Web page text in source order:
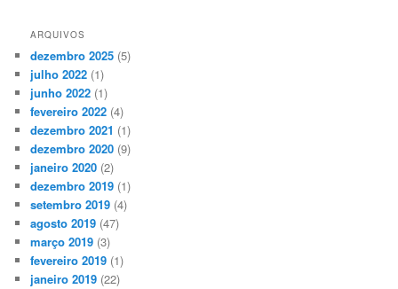
ARQUIVOS
dezembro 2025 (5)
julho 2022 (1)
junho 2022 (1)
fevereiro 2022 (4)
dezembro 2021 (1)
dezembro 2020 (9)
janeiro 2020 (2)
dezembro 2019 (1)
setembro 2019 (4)
agosto 2019 (47)
março 2019 (3)
fevereiro 2019 (1)
janeiro 2019 (22)